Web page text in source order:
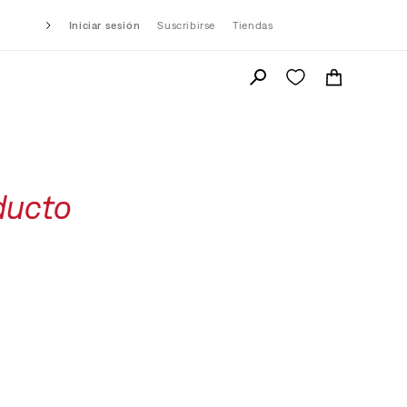
Iniciar sesión Suscribirse Tiendas